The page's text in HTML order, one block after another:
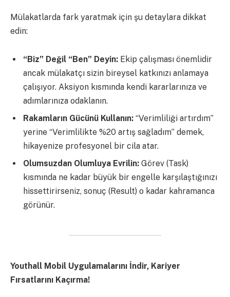
Mülakatlarda fark yaratmak için şu detaylara dikkat
edin:
“Biz” Değil “Ben” Deyin: Ekip çalışması önemlidir
ancak mülakatçı sizin bireysel katkınızı anlamaya
çalışıyor. Aksiyon kısmında kendi kararlarınıza ve
adımlarınıza odaklanın.
Rakamların Gücünü Kullanın: “Verimliliği artırdım”
yerine “Verimlilikte %20 artış sağladım” demek,
hikayenize profesyonel bir cila atar.
Olumsuzdan Olumluya Evrilin: Görev (Task)
kısmında ne kadar büyük bir engelle karşılaştığınızı
hissettirirseniz, sonuç (Result) o kadar kahramanca
görünür.
Youthall Mobil Uygulamalarını İndir, Kariyer
Fırsatlarını Kaçırma!